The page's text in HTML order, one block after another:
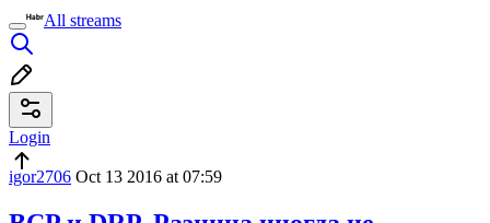
All streams
Login
igor2706 Oct 13 2016 at 07:59